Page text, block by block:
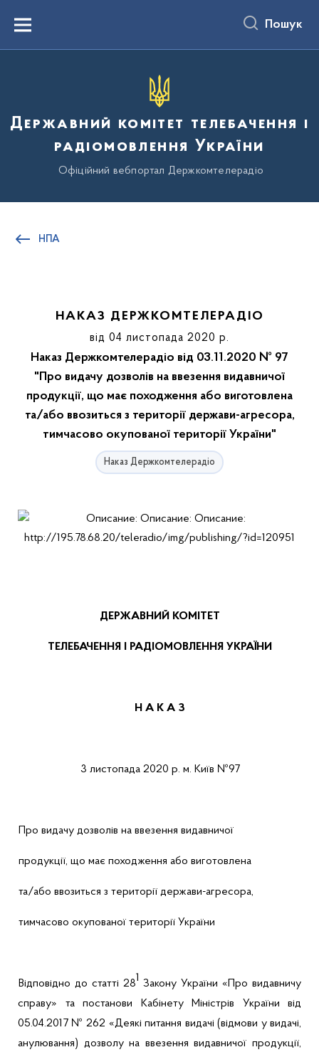
вмістуMenu Пошук
Державний комітет телебачення і
радіомовлення України
Офіційний вебпортал Держкомтелерадіо
НПА
НАКАЗ ДЕРЖКОМТЕЛЕРАДІО
від 04 листопада 2020 р.
Наказ Держкомтелерадіо від 03.11.2020 № 97
"Про видачу дозволів на ввезення видавничої
продукції, що має походження або виготовлена
та/або ввозиться з території держави-агресора,
тимчасово окупованої території України"
Наказ Держкомтелерадіо
ДЕРЖАВНИЙ КОМІТЕТ
ТЕЛЕБАЧЕННЯ І РАДІОМОВЛЕННЯ УКРАЇНИ
Н А К А З
3 листопада2020 р. м. Київ №97
Про видачу дозволів на ввезення видавничої
продукції, що має походження або виготовлена
та/або ввозиться з території держави-агресора,
тимчасово окупованої території України
Відповідно до статті 281 Закону України «Про видавничу
справу» та постанови Кабінету Міністрів України від
05.04.2017 № 262 «Деякі питання видачі (відмови у видачі,
анулювання) дозволу на ввезення видавничої продукції,